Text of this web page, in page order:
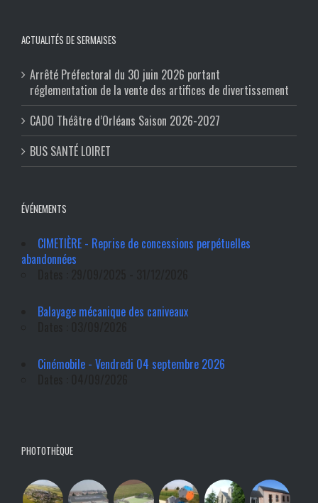
ACTUALITÉS DE SERMAISES
Arrêté Préfectoral du 30 juin 2026 portant
réglementation de la vente des artifices de divertissement
CADO Théâtre d’Orléans Saison 2026-2027
BUS SANTÉ LOIRET
ÉVÉNEMENTS
CIMETIÈRE - Reprise de concessions perpétuelles
abandonnées
Balayage mécanique des caniveaux
Cinémobile - Vendredi 04 septembre 2026
PHOTOTHÈQUE